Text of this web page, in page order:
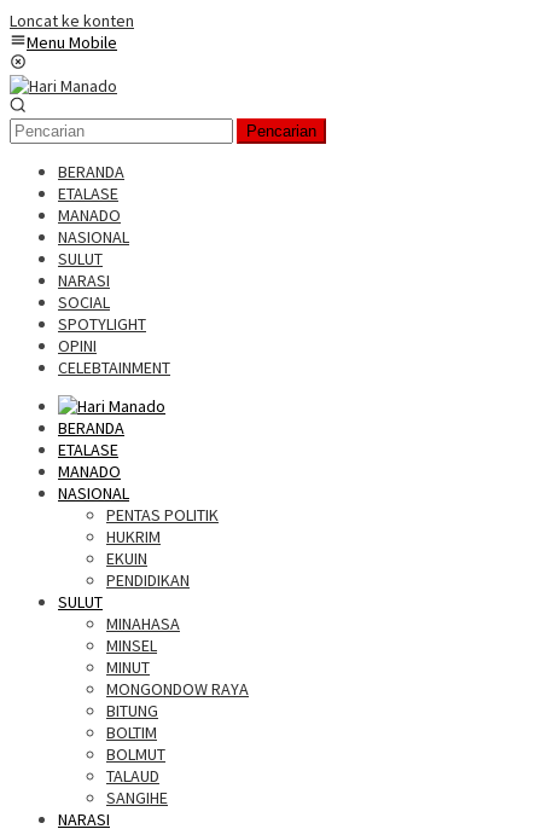
Loncat ke konten
Menu Mobile
Pencarian
BERANDA
ETALASE
MANADO
NASIONAL
SULUT
NARASI
SOCIAL
SPOTYLIGHT
OPINI
CELEBTAINMENT
BERANDA
ETALASE
MANADO
NASIONAL
PENTAS POLITIK
HUKRIM
EKUIN
PENDIDIKAN
SULUT
MINAHASA
MINSEL
MINUT
MONGONDOW RAYA
BITUNG
BOLTIM
BOLMUT
TALAUD
SANGIHE
NARASI